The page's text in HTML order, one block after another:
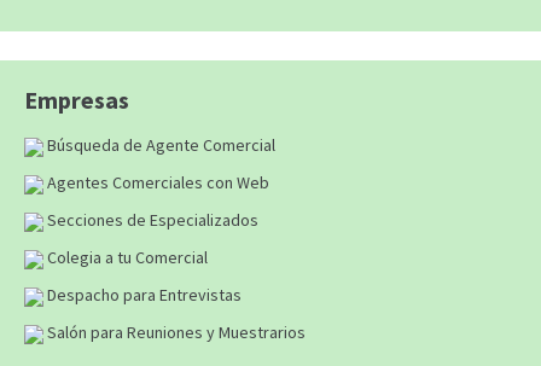
Empresas
Búsqueda de Agente Comercial
Agentes Comerciales con Web
Secciones de Especializados
Colegia a tu Comercial
Despacho para Entrevistas
Salón para Reuniones y Muestrarios